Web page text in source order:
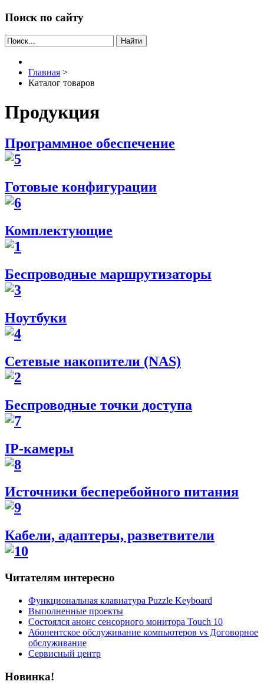
Поиск по сайту
Найти
Главная >
Каталог товаров
Продукция
Программное обеспечение
Готовые конфигурации
Комплектующие
Беспроводные маршрутизаторы
Ноутбуки
Сетевые накопители (NAS)
Беспроводные точки доступа
IP-камеры
Источники бесперебойного питания
Кабели, адаптеры, разветвители
Читателям интересно
Функциональная клавиатура Puzzle Keyboard
Выполненные проекты
Состоялся анонс сенсорного монитора Touch 10
Абонентское обслуживание компьютеров vs Договорное
обслуживание
Сервисный центр
Новинка!